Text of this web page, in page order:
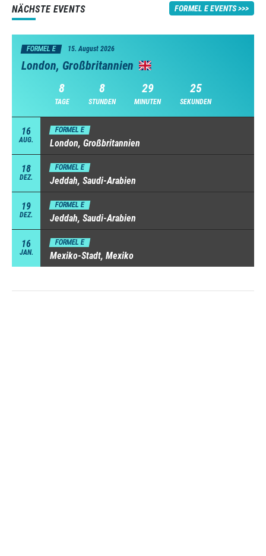
NÄCHSTE EVENTS FORMEL E EVENTS
FORMEL E 15. August 2026
London, Großbritannien
8
TAGE
8
STUNDEN
29
MINUTEN
24
SEKUNDEN
16
AUG.
FORMEL E
London, Großbritannien
18
DEZ.
FORMEL E
Jeddah, Saudi-Arabien
19
DEZ.
FORMEL E
Jeddah, Saudi-Arabien
16
JAN.
FORMEL E
Mexiko-Stadt, Mexiko